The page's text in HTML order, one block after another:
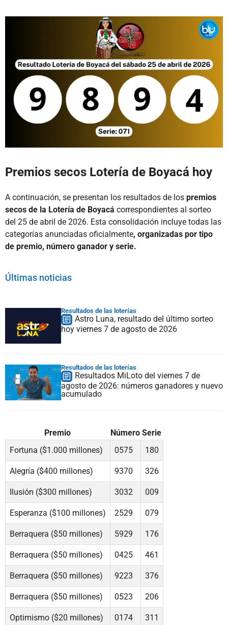
Premios secos Lotería de Boyacá hoy
A continuación, se presentan los resultados de los premios
secos de la Lotería de Boyacá correspondientes al sorteo
del 25 de abril de 2026. Esta consolidación incluye todas las
categorías anunciadas oficialmente, organizadas por tipo
de premio, número ganador y serie.
Últimas noticias
Resultados de las loterías
Astro Luna, resultado del último sorteo
hoy viernes 7 de agosto de 2026
Resultados de las loterías
Resultados MiLoto del viernes 7 de
agosto de 2026: números ganadores y nuevo
acumulado
Premio Número Serie
Fortuna ($1.000 millones)
0575 180
Alegría ($400 millones) 9370 326
Ilusión ($300 millones) 3032 009
Esperanza ($100 millones) 2529 079
Berraquera ($50 millones) 5929 176
Berraquera ($50 millones) 0425 461
Berraquera ($50 millones) 9223 376
Berraquera ($50 millones) 0523 206
Optimismo ($20 millones) 0174 311